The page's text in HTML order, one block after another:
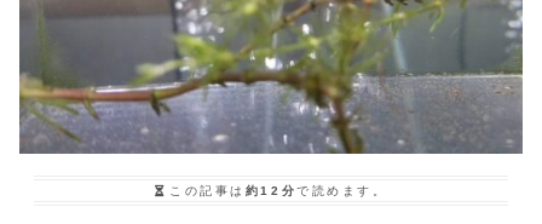
この記事は 約12分で読めます。